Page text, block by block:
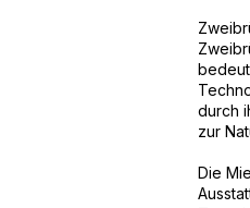
durch
zur
Die